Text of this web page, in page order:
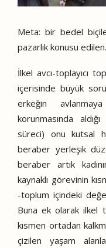
Meta: bir bedel
pazarlık konusu
İlkel avcı-toplayıcı
içerisinde büyük
erkeğin
korunmasında
süreci) onu kutsal
beraber yerleşik
beraber artık
kaynaklı görevinin
-toplum içindeki
Buna ek olarak ilkel
kısmen ortadan
çizilen yaşam